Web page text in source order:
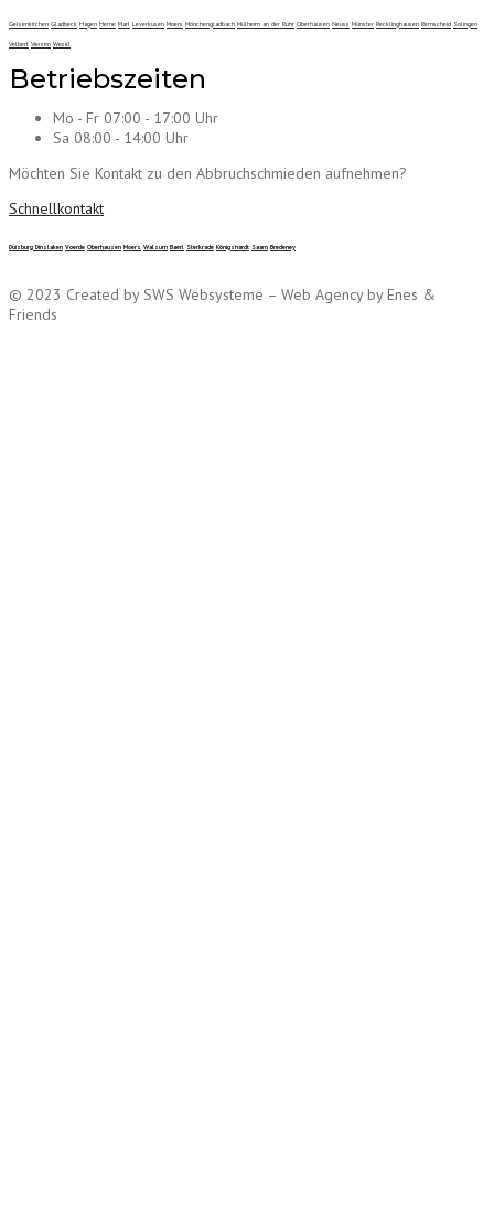
Gelsenkirchen Gladbeck Hagen Herne Marl Leverkusen Moers Mönchengladbach Mülheim an der Ruhr Oberhausen Neuss Münster Recklinghausen Remscheid Solingen
Velbert Viersen Wesel
Betriebszeiten
Mo - Fr 07:00 - 17:00 Uhr
Sa 08:00 - 14:00 Uhr
Möchten Sie Kontakt zu den Abbruchschmieden aufnehmen?
Schnellkontakt
Duisburg Dinslaken Voerde Oberhausen Moers Walsum Baerl Sterkrade Königshardt Saarn Bredeney
© 2023 Created by SWS Websysteme – Web Agency by Enes &
Friends